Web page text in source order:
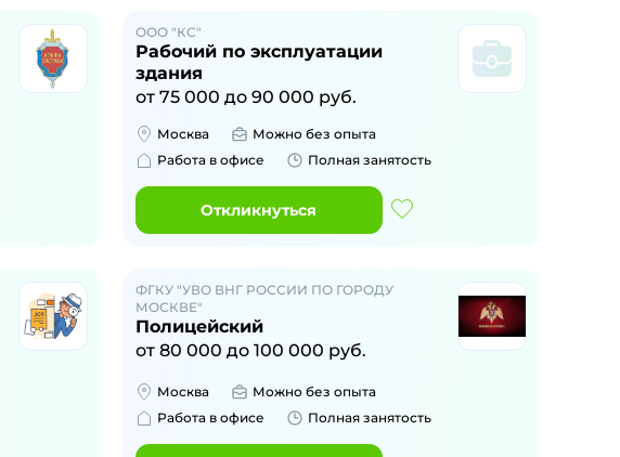
ООО "КС"
Рабочий по эксплуатации
здания
от 75 000 до 90 000 руб.
Москва
Можно без опыта
Работа в офисе
Полная занятость
Откликнуться
ФГКУ "УВО ВНГ РОССИИ ПО ГОРОДУ
МОСКВЕ"
Полицейский
от 80 000 до 100 000 руб.
Москва
Можно без опыта
Работа в офисе
Полная занятость